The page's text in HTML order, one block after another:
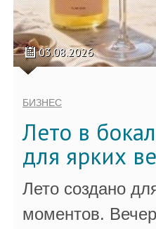
03.08.2026
БИЗНЕС
Лето в
для ярких
Лето создано
моментов.